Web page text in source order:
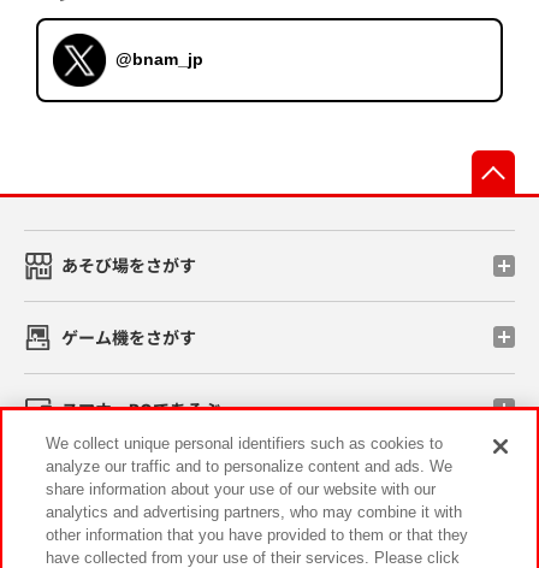
@bnam_jp
あそび場をさがす
ゲーム機をさがす
スマホ・PCであそぶ
イベント・キャンペーン
We collect unique personal identifiers such as cookies to
analyze our traffic and to personalize content and ads. We
share information about your use of our website with our
analytics and advertising partners, who may combine it with
other information that you have provided to them or that they
have collected from your use of their services. Please click